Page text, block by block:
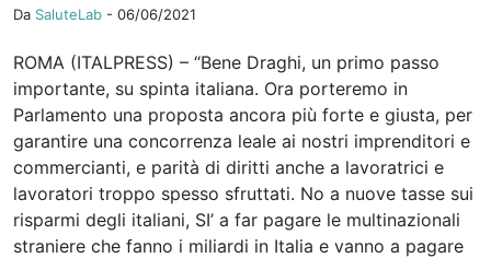
Da SaluteLab - 06/06/2021
ROMA (ITALPRESS) – “Bene Draghi, un primo passo
importante, su spinta italiana. Ora porteremo in
Parlamento una proposta ancora più forte e giusta, per
garantire una concorrenza leale ai nostri imprenditori e
commercianti, e parità di diritti anche a lavoratrici e
lavoratori troppo spesso sfruttati. No a nuove tasse sui
risparmi degli italiani, SI’ a far pagare le multinazionali
straniere che fanno i miliardi in Italia e vanno a pagare